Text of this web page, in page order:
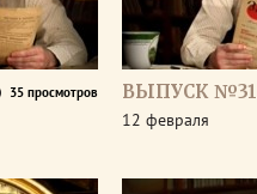
35 просмотров ВЫПУСК
12 февраля